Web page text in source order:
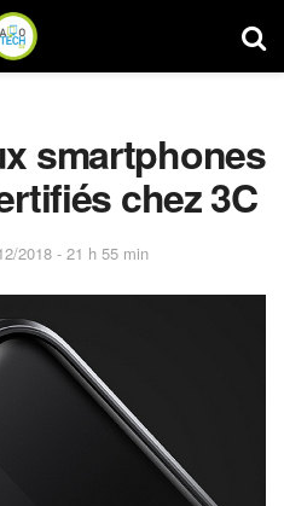
smartphones
chez 3C
2018 - 21 h 55 min